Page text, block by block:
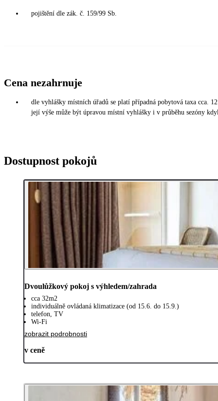
pojištění dle zák. č. 159/99 Sb.
Cena nezahrnuje
dle vyhlášky místních úřadů se platí případná pobytová taxa cca.
její výše může být úpravou místní vyhlášky i v průběhu sezóny
Dostupnost pokojů
Dvoulůžkový pokoj s výhledem/zahrada
cca 32m2
individuálně ovládaná klimatizace (od 15.6. do 15.9.)
telefon, TV
Wi-Fi
zobrazit podrobnosti
v ceně